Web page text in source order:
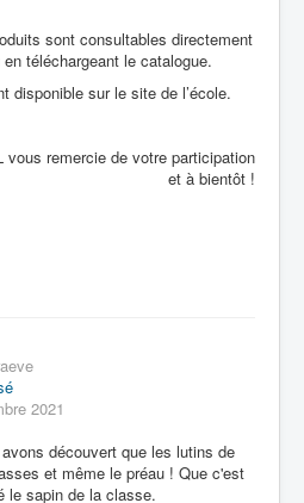
sont consultables directement
téléchargeant le catalogue.
disponible sur le site de l’école.
vous remercie de votre participation
et à bientôt !
2021
découvert que les lutins de
et même le préau ! Que c'est
le sapin de la classe.